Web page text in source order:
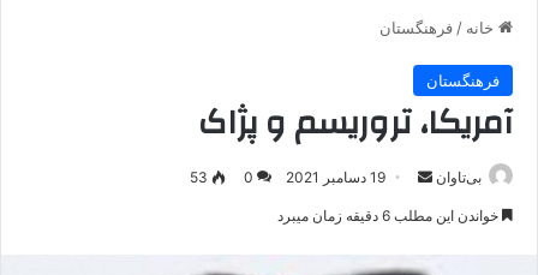
خانه / فرهنگستان
فرهنگستان
آمریکا، تروریسم و پژاک
بی‌تاوان
ر
ا
19 دسامبر 2021 0
53
خواندن این مطلب 6 دقیقه زمان میبرد